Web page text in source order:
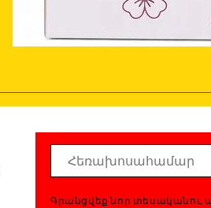
Գրանցվեք նոր տեսականու,